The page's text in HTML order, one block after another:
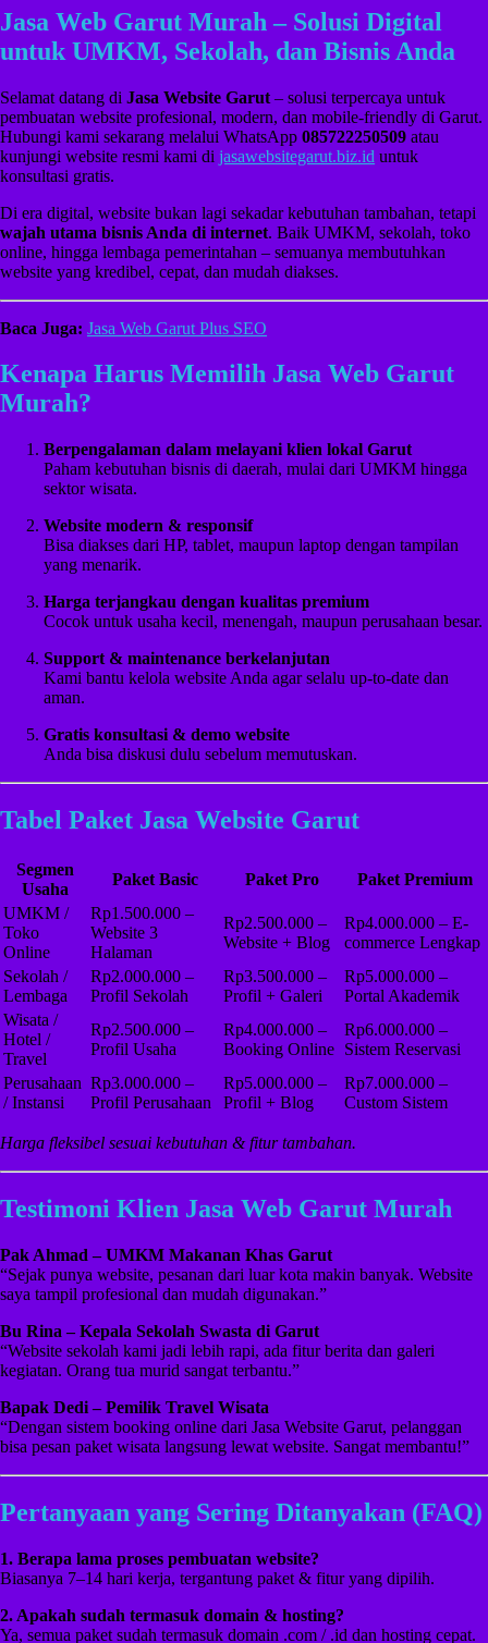
Jasa Web Garut Murah – Solusi Digital
untuk UMKM, Sekolah, dan Bisnis Anda
Selamat datang di Jasa Website Garut – solusi terpercaya untuk
pembuatan website profesional, modern, dan mobile-friendly di Garut.
Hubungi kami sekarang melalui WhatsApp 085722250509 atau
kunjungi website resmi kami di jasawebsitegarut.biz.id untuk
konsultasi gratis.
Di era digital, website bukan lagi sekadar kebutuhan tambahan, tetapi
wajah utama bisnis Anda di internet. Baik UMKM, sekolah, toko
online, hingga lembaga pemerintahan – semuanya membutuhkan
website yang kredibel, cepat, dan mudah diakses.
Baca Juga: Jasa Web Garut Plus SEO
Kenapa Harus Memilih Jasa Web Garut
Murah?
Berpengalaman dalam melayani klien lokal Garut
Paham kebutuhan bisnis di daerah, mulai dari UMKM hingga
sektor wisata.
Website modern & responsif
Bisa diakses dari HP, tablet, maupun laptop dengan tampilan
yang menarik.
Harga terjangkau dengan kualitas premium
Cocok untuk usaha kecil, menengah, maupun perusahaan besar.
Support & maintenance berkelanjutan
Kami bantu kelola website Anda agar selalu up-to-date dan
aman.
Gratis konsultasi & demo website
Anda bisa diskusi dulu sebelum memutuskan.
Tabel Paket Jasa Website Garut
Segmen
Usaha
Paket Basic Paket Pro
Paket Premium
UMKM /
Toko
Online
Rp1.500.000 –
Website 3
Halaman
Rp2.500.000 –
Website + Blog
Rp4.000.000 – E-
commerce Lengkap
Sekolah /
Lembaga
Rp2.000.000 –
Profil Sekolah
Rp3.500.000 –
Profil + Galeri
Rp5.000.000 –
Portal Akademik
Wisata /
Hotel /
Travel
Rp2.500.000 –
Profil Usaha
Rp4.000.000 –
Booking Online
Rp6.000.000 –
Sistem Reservasi
Perusahaan
/ Instansi
Rp3.000.000 –
Profil Perusahaan
Rp5.000.000 –
Profil + Blog
Rp7.000.000 –
Custom Sistem
Harga fleksibel sesuai kebutuhan & fitur tambahan.
Testimoni Klien Jasa Web Garut Murah
Pak Ahmad – UMKM Makanan Khas Garut
“Sejak punya website, pesanan dari luar kota makin banyak. Website
saya tampil profesional dan mudah digunakan.”
Bu Rina – Kepala Sekolah Swasta di Garut
“Website sekolah kami jadi lebih rapi, ada fitur berita dan galeri
kegiatan. Orang tua murid sangat terbantu.”
Bapak Dedi – Pemilik Travel Wisata
“Dengan sistem booking online dari Jasa Website Garut, pelanggan
bisa pesan paket wisata langsung lewat website. Sangat membantu!”
Pertanyaan yang Sering Ditanyakan (FAQ)
1. Berapa lama proses pembuatan website?
Biasanya 7–14 hari kerja, tergantung paket & fitur yang dipilih.
2. Apakah sudah termasuk domain & hosting?
Ya, semua paket sudah termasuk domain .com / .id dan hosting cepat.